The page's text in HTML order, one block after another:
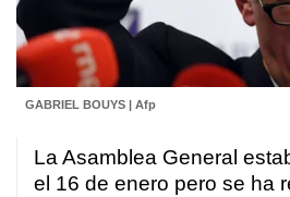
GABRIEL BOUYS | Afp
La Asamblea General
el 16 de enero pero se ha